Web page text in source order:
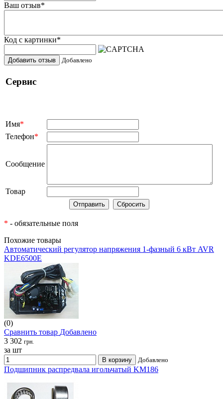
Ваш отзыв*
Код с картинки*
Добавить отзыв Добавлено
Сервис
Имя*
Телефон*
Сообщение
Товар
* - обязательные поля
Похожие товары
Автоматический регулятор напряжения 1-фазный 6 кВт AVR
KDE6500E
(0)
Сравнить товар Добавлено
3 302 грн.
за шт
В корзину Добавлено
Подшипник распредвала игольчатый KM186